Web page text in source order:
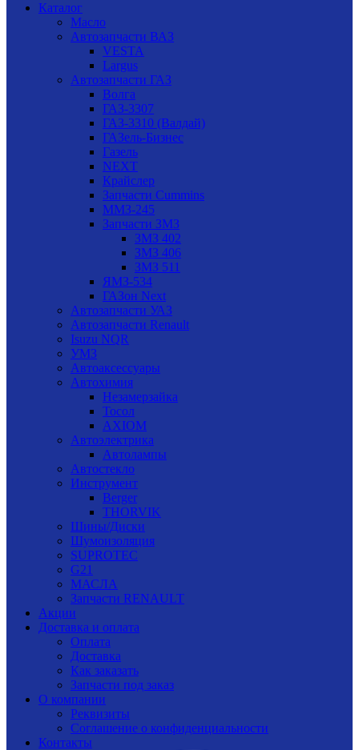
Каталог
Масло
Автозапчасти ВАЗ
VESTA
Largus
Автозапчасти ГАЗ
Волга
ГАЗ-3307
ГАЗ-3310 (Валдай)
ГАЗель-Бизнес
Газель
NEXT
Крайслер
Запчасти Cummins
ММЗ-245
Запчасти ЗМЗ
ЗМЗ 402
ЗМЗ 406
ЗМЗ 511
ЯМЗ-534
ГАЗон Next
Автозапчасти УАЗ
Автозапчасти Renault
Isuzu NQR
УМЗ
Автоаксессуары
Автохимия
Незамерзайка
Тосол
AXIOM
Автоэлектрика
Автолампы
Автостекло
Инструмент
Berger
THORVIK
Шины/Диски
Шумоизоляция
SUPROTEC
G21
МАСЛА
Запчасти RENAULT
Акции
Доставка и оплата
Оплата
Доставка
Как заказать
Запчасти под заказ
О компании
Реквизиты
Соглашение о конфиденциальности
Контакты